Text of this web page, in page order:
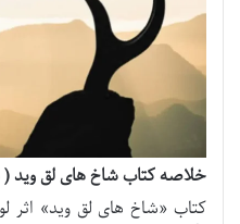
خلاصه کتاب شاخ های لق وید (
کتاب «شاخ های لق وید» اثر